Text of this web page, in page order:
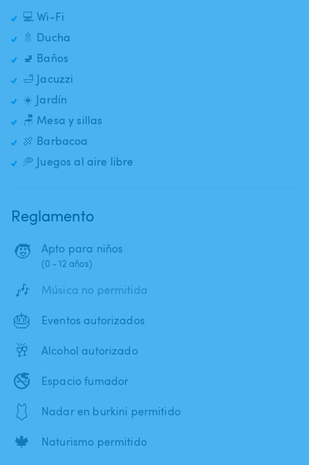
💻 Wi-Fi
🚿 Ducha
🚽 Baños
🛁 Jacuzzi
☀️ Jardín
🪑 Mesa y sillas
🍖 Barbacoa
🥏 Juegos al aire libre
Reglamento
🧒 Apto para niños
(0 - 12 años)
🎶 Música no permitida
🎂 Eventos autorizados
🥂 Alcohol autorizado
🚭 Espacio fumador
🩱 Nadar en burkini permitido
🍁 Naturismo permitido